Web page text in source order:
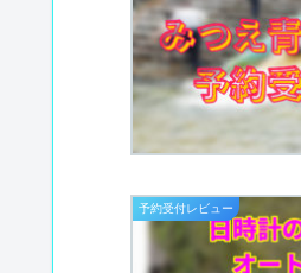
予約受付レビュー